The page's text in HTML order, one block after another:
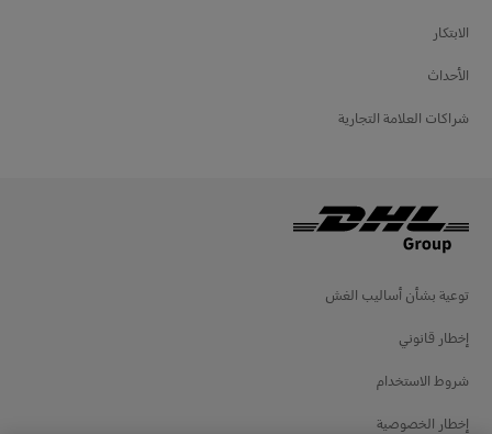
الابتكار
الأحداث
شراكات العلامة التجارية
توعية بشأن أساليب الغش
إخطار قانوني
شروط الاستخدام
إخطار الخصوصية